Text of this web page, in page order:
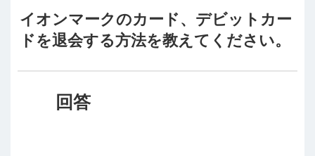
イオンマークのカード、デビットカー
ドを退会する方法を教えてください。